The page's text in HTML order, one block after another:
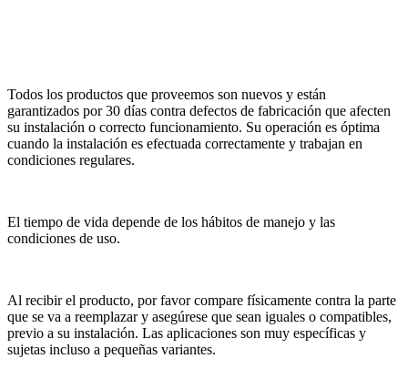
Todos los productos que proveemos son nuevos y están
garantizados por 30 días contra defectos de fabricación que afecten
su instalación o correcto funcionamiento. Su operación es óptima
cuando la instalación es efectuada correctamente y trabajan en
condiciones regulares.
El tiempo de vida depende de los hábitos de manejo y las
condiciones de uso.
Al recibir el producto, por favor compare físicamente contra la parte
que se va a reemplazar y asegúrese que sean iguales o compatibles,
previo a su instalación. Las aplicaciones son muy específicas y
sujetas incluso a pequeñas variantes.